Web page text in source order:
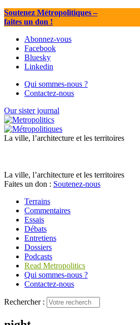
Soutenez Métropolitiques–
faites un don !
Abonnez-vous
Facebook
Bluesky
Linkedin
Qui sommes-nous ?
Contactez-nous
Our sister journal
La ville, l’architecture et les territoires
La ville, l’architecture et les territoires
Faites un don : Soutenez-nous
Terrains
Commentaires
Essais
Débats
Entretiens
Dossiers
Podcasts
Read Metropolitics
Qui sommes-nous ?
Contactez-nous
Rechercher :